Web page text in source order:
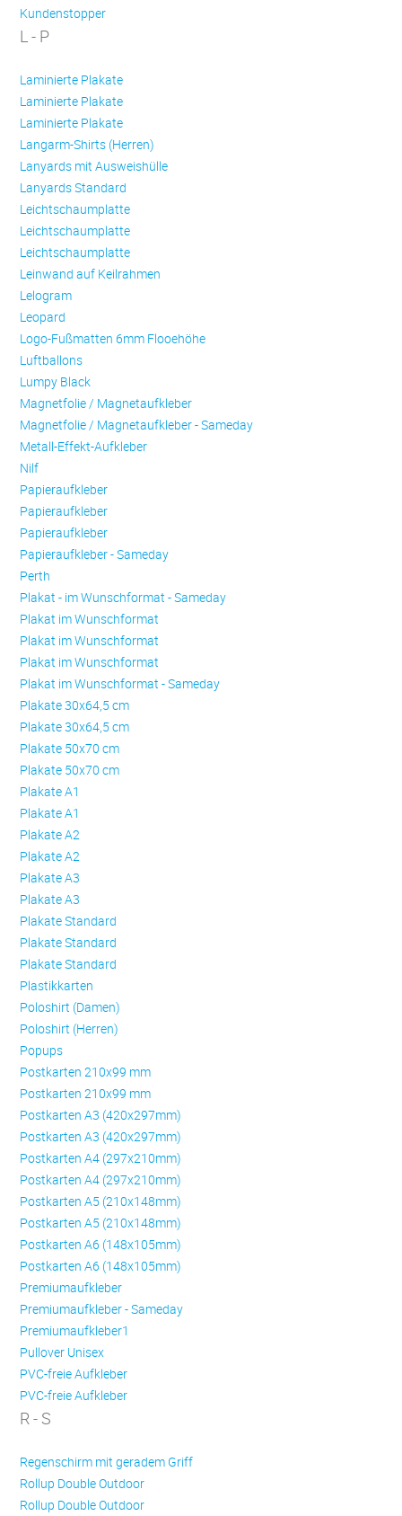
Kundenstopper
L - P
Laminierte Plakate
Laminierte Plakate
Laminierte Plakate
Langarm-Shirts (Herren)
Lanyards mit Ausweishülle
Lanyards Standard
Leichtschaumplatte
Leichtschaumplatte
Leichtschaumplatte
Leinwand auf Keilrahmen
Lelogram
Leopard
Logo-Fußmatten 6mm Flooehöhe
Luftballons
Lumpy Black
Magnetfolie / Magnetaufkleber
Magnetfolie / Magnetaufkleber - Sameday
Metall-Effekt-Aufkleber
Nilf
Papieraufkleber
Papieraufkleber
Papieraufkleber
Papieraufkleber - Sameday
Perth
Plakat - im Wunschformat - Sameday
Plakat im Wunschformat
Plakat im Wunschformat
Plakat im Wunschformat
Plakat im Wunschformat - Sameday
Plakate 30x64,5 cm
Plakate 30x64,5 cm
Plakate 50x70 cm
Plakate 50x70 cm
Plakate A1
Plakate A1
Plakate A2
Plakate A2
Plakate A3
Plakate A3
Plakate Standard
Plakate Standard
Plakate Standard
Plastikkarten
Poloshirt (Damen)
Poloshirt (Herren)
Popups
Postkarten 210x99 mm
Postkarten 210x99 mm
Postkarten A3 (420x297mm)
Postkarten A3 (420x297mm)
Postkarten A4 (297x210mm)
Postkarten A4 (297x210mm)
Postkarten A5 (210x148mm)
Postkarten A5 (210x148mm)
Postkarten A6 (148x105mm)
Postkarten A6 (148x105mm)
Premiumaufkleber
Premiumaufkleber - Sameday
Premiumaufkleber1
Pullover Unisex
PVC-freie Aufkleber
PVC-freie Aufkleber
R - S
Regenschirm mit geradem Griff
Rollup Double Outdoor
Rollup Double Outdoor